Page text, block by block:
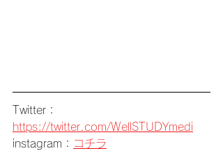
Twitter：
https://twitter.com/WellSTUDYmedi
instagram： コチラ